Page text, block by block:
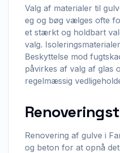
Valg af materialer til
eg og bøg vælges ofte
et stærkt og holdbart
valg.
Beskyttelse mod
påvirkes af valg af glas
regelmæssig
Renovering af gulve i
og beton for at opnå